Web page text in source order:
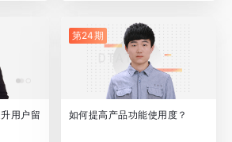
用户留
第24期
如何提高产品功能使用度？